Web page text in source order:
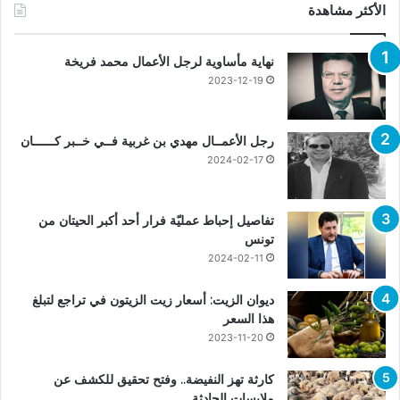
الأكثر مشاهدة
نهاية مأساوية لرجل الأعمال محمد فريخة
2023-12-19
رجل الأعمــال مهدي بن غربية فــي خــبر كــــــان
2024-02-17
تفاصيل إحباط عمليّة فرار أحد أكبر الحيتان من
تونس
2024-02-11
ديوان الزيت: أسعار زيت الزيتون في تراجع لتبلغ
هذا السعر
2023-11-20
كارثة تهز النفيضة.. وفتح تحقيق للكشف عن